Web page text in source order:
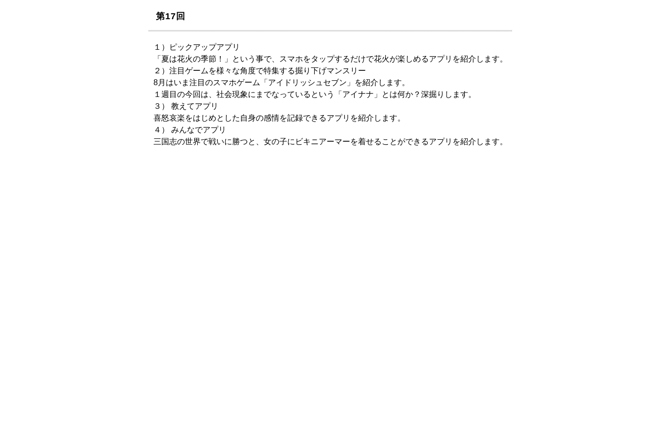
第17回
１）ピックアップアプリ
「夏は花火の季節！」という事で、スマホをタップするだけで花火が楽しめるアプリを紹介します。
２）注目ゲームを様々な角度で特集する掘り下げマンスリー
8月はいま注目のスマホゲーム「アイドリッシュセブン」を紹介します。
１週目の今回は、社会現象にまでなっているという「アイナナ」とは何か？深掘りします。
３） 教えてアプリ
喜怒哀楽をはじめとした自身の感情を記録できるアプリを紹介します。
４） みんなでアプリ
三国志の世界で戦いに勝つと、女の子にビキニアーマーを着せることができるアプリを紹介します。